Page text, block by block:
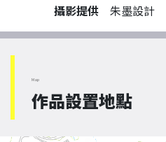
攝影提供
朱墨設計
Map
作品設置地點